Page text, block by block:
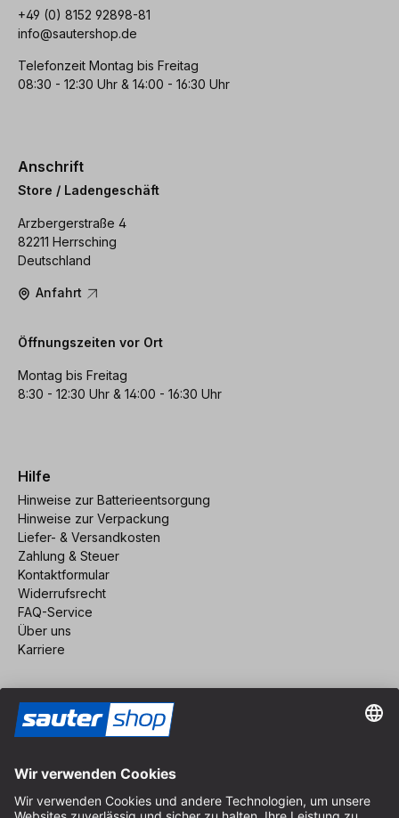
+49 (0) 8152 92898-81
info@sautershop.de
Telefonzeit Montag bis Freitag
08:30 - 12:30 Uhr & 14:00 - 16:30 Uhr
Anschrift
Store / Ladengeschäft
Arzbergerstraße 4
82211 Herrsching
Deutschland
Anfahrt
Öffnungszeiten vor Ort
Montag bis Freitag
8:30 - 12:30 Uhr & 14:00 - 16:30 Uhr
Hilfe
Hinweise zur Batterieentsorgung
Hinweise zur Verpackung
Liefer- & Versandkosten
Zahlung & Steuer
Kontaktformular
Widerrufsrecht
FAQ-Service
Über uns
Karriere
Impressum